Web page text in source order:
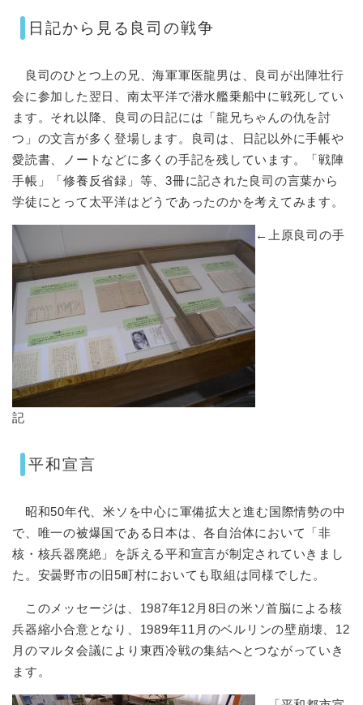
日記から見る良司の戦争
良司のひとつ上の兄、海軍軍医龍男は、良司が出陣壮行
会に参加した翌日、南太平洋で潜水艦乗船中に戦死してい
ます。それ以降、良司の日記には「龍兄ちゃんの仇を討
つ」の文言が多く登場します。良司は、日記以外に手帳や
愛読書、ノートなどに多くの手記を残しています。「戦陣
手帳」「修養反省録」等、3冊に記された良司の言葉から
学徒にとって太平洋はどうであったのかを考えてみます。
←上原良司の手
記​
平和宣言
昭和50年代、米ソを中心に軍備拡大と進む国際情勢の中
で、唯一の被爆国である日本は、各自治体において「非
核・核兵器廃絶」を訴える平和宣言が制定されていきまし
た。安曇野市の旧5町村においても取組は同様でした。
このメッセージは、1987年12月8日の米ソ首脳による核
兵器縮小合意となり、1989年11月のベルリンの壁崩壊、12
月のマルタ会議により東西冷戦の集結へとつながっていき
ます。